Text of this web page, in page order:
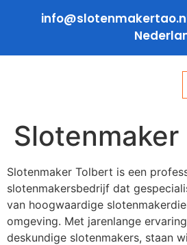
Slotenmaker Tolbert is een
slotenmakersbedrijf dat
van hoogwaardige
omgeving. Met jarenlange
deskundige slotenmakers, staan